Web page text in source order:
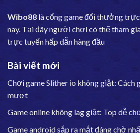
Wibo88 là cổng game đổi thưởng
nay. Tại đây người chơi có thể tham
trực tuyến hấp dẫn hàng đầu
Bài viết mới
Chơi game Slither io không giật: Cách
mượt
Game online không lag giật: Top dễ
Game android sắp ra mắt đáng chờ